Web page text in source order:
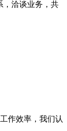
，洽谈业务，共
作效率，我们认